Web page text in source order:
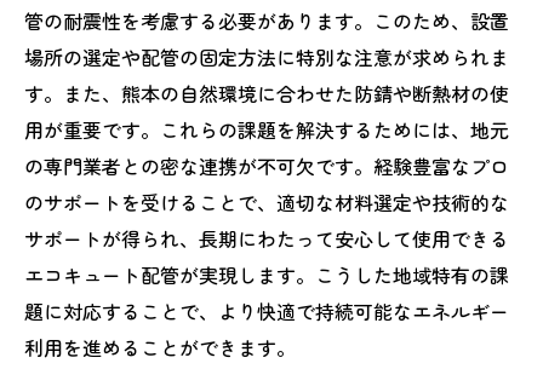
管の耐震性を考慮する必要があります。このため、設置
場所の選定や配管の固定方法に特別な注意が求められま
す。また、熊本の自然環境に合わせた防錆や断熱材の使
用が重要です。これらの課題を解決するためには、地元
の専門業者との密な連携が不可欠です。経験豊富なプロ
のサポートを受けることで、適切な材料選定や技術的な
サポートが得られ、長期にわたって安心して使用できる
エコキュート配管が実現します。こうした地域特有の課
題に対応することで、より快適で持続可能なエネルギー
利用を進めることができます。